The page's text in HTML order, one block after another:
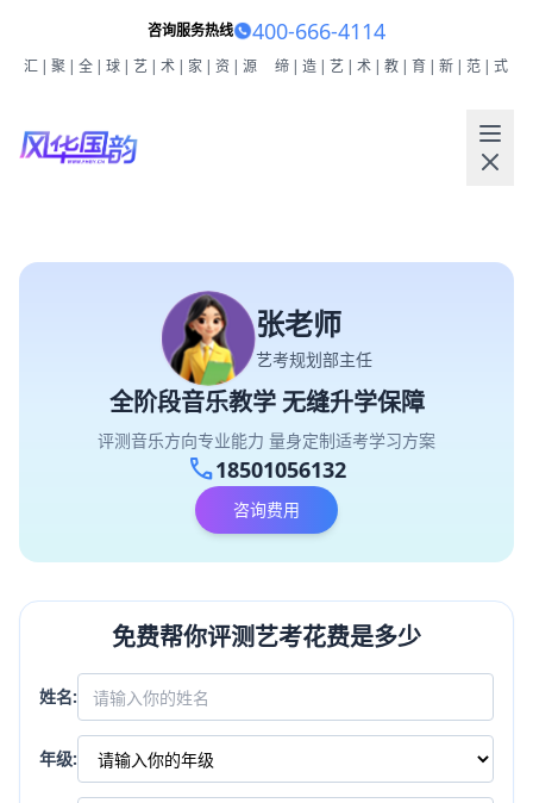
咨询服务热线 400-666-4114
汇|聚|全|球|艺|术|家|资|源 缔|造|艺|术|教|育|新|范|式
张老师
艺考规划部主任
全阶段音乐教学 无缝升学保障
评测音乐方向专业能力 量身定制适考学习方案
call18501056132
咨询费用
免费帮你评测艺考花费是多少
姓名:
年级: